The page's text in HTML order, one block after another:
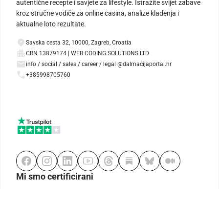
autentične recepte i savjete za lifestyle. Istražite svijet zabave
kroz stručne vodiče za online casina, analize klađenja i
aktualne loto rezultate.
Savska cesta 32, 10000, Zagreb, Croatia
CRN 13879174 | WEB CODING SOLUTIONS LTD
info / social / sales / career / legal @dalmacijaportal.hr
+385998705760
Mi smo certificirani